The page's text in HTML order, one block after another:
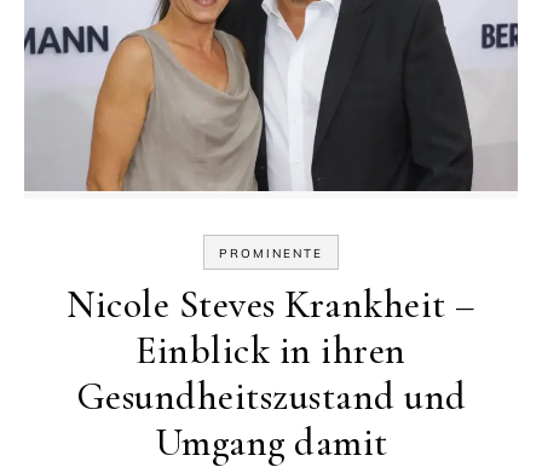
PROMINENTE
Nicole Steves Krankheit –
Einblick in ihren
Gesundheitszustand und
Umgang damit